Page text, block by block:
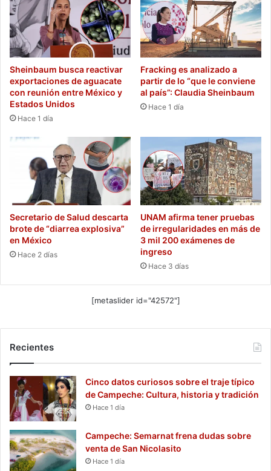
Sheinbaum busca reactivar
exportaciones de aguacate
con reunión entre México y
Estados Unidos
Hace 1 día
Fracking es analizado a
partir de lo “que le conviene
al país”: Claudia Sheinbaum
Hace 1 día
Secretario de Salud descarta
brote de “diarrea explosiva”
en México
Hace 2 días
UNAM afirma tener pruebas
de irregularidades en más de
3 mil 200 exámenes de
ingreso
Hace 3 días
[metaslider id="42572"]
Recientes
Cinco datos curiosos sobre el traje típico
de Campeche: Cultura, historia y tradición
Hace 1 día
Campeche: Semarnat frena dudas sobre
venta de San Nicolasito
Hace 1 día